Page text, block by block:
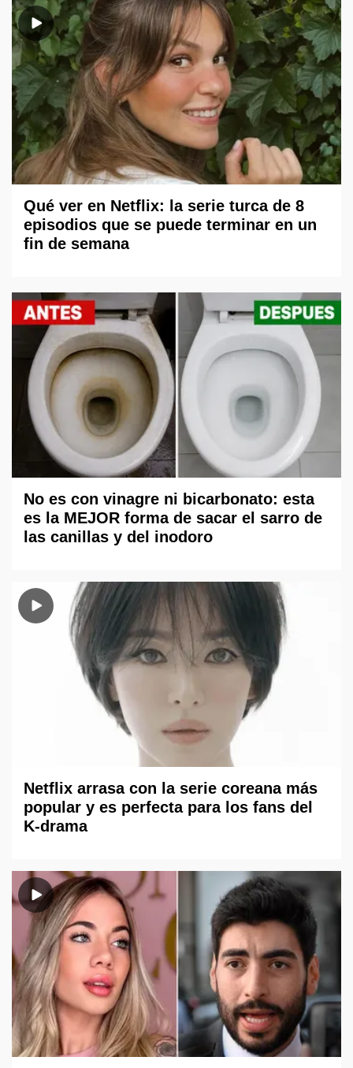
Qué ver en Netflix: la serie turca de 8
episodios que se puede terminar en un
fin de semana
No es con vinagre ni bicarbonato: esta
es la MEJOR forma de sacar el sarro de
las canillas y del inodoro
Netflix arrasa con la serie coreana más
popular y es perfecta para los fans del
K-drama